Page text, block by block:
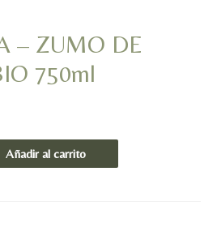
– ZUMO DE
750ml
Añadir al carrito